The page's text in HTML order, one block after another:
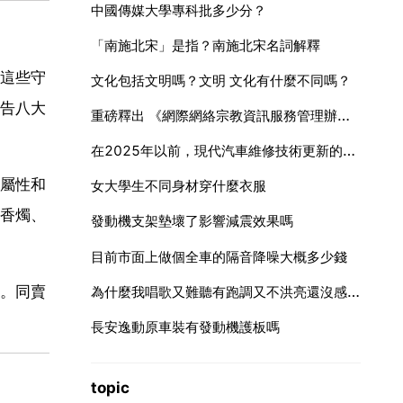
些守
八大
性和
燭、
同賣
中國傳媒大學專科批多少分？
「南施北宋」是指？南施北宋名詞解釋
文化包括文明嗎？文明 文化有什麼不同嗎？
重磅釋出 《網際網絡宗教資訊服務管理辦法》公佈（附全文）
在2025年以前，現代汽車維修技術更新的內容都包括什麼呢？
女大學生不同身材穿什麼衣服
發動機支架墊壞了影響減震效果嗎
目前市面上做個全車的隔音降噪大概多少錢
為什麼我唱歌又難聽有跑調又不洪亮還沒感情？
長安逸動原車裝有發動機護板嗎
topic